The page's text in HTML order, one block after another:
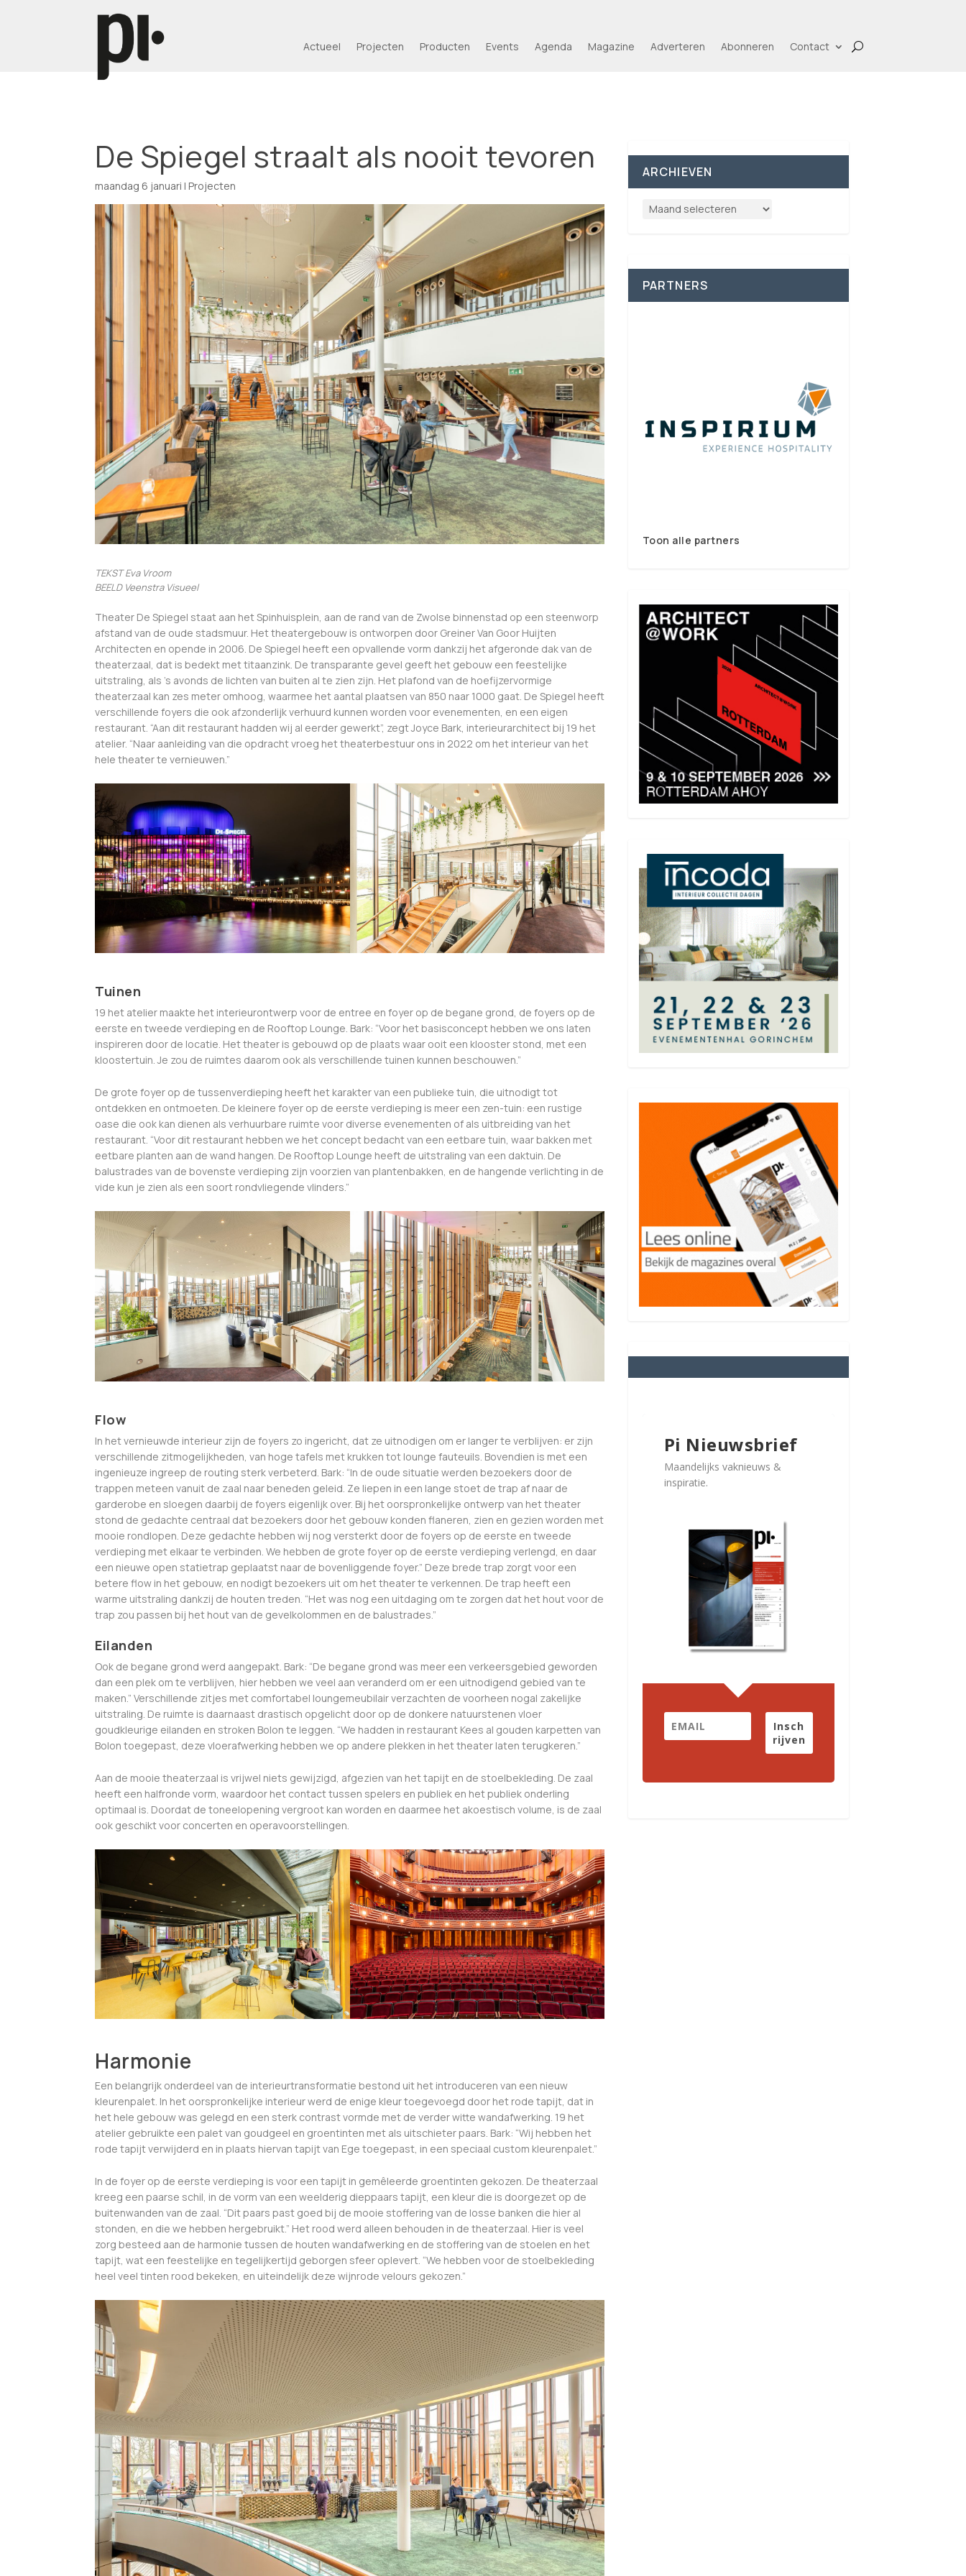
Actueel Projecten Producten Events Agenda Magazine Adverteren Abonneren Contact
De Spiegel straalt als nooit tevoren
maandag 6 januari | Projecten
TEKST Eva Vroom
BEELD Veenstra Visueel
Theater De Spiegel staat aan het Spinhuisplein, aan de rand van de Zwolse binnenstad op een steenworp
afstand van de oude stadsmuur. Het theatergebouw is ontworpen door Greiner Van Goor Huijten
Architecten en opende in 2006. De Spiegel heeft een opvallende vorm dankzij het afgeronde dak van de
theaterzaal, dat is bedekt met titaanzink. De transparante gevel geeft het gebouw een feestelijke
uitstraling, als ’s avonds de lichten van buiten al te zien zijn. Het plafond van de hoefijzervormige
theaterzaal kan zes meter omhoog, waarmee het aantal plaatsen van 850 naar 1000 gaat. De Spiegel heeft
verschillende foyers die ook afzonderlijk verhuurd kunnen worden voor evenementen, en een eigen
restaurant. “Aan dit restaurant hadden wij al eerder gewerkt”, zegt Joyce Bark, interieurarchitect bij 19 het
atelier. “Naar aanleiding van die opdracht vroeg het theaterbestuur ons in 2022 om het interieur van het
hele theater te vernieuwen.”
Tuinen
19 het atelier maakte het interieurontwerp voor de entree en foyer op de begane grond, de foyers op de
eerste en tweede verdieping en de Rooftop Lounge. Bark: “Voor het basisconcept hebben we ons laten
inspireren door de locatie. Het theater is gebouwd op de plaats waar ooit een klooster stond, met een
kloostertuin. Je zou de ruimtes daarom ook als verschillende tuinen kunnen beschouwen.”
De grote foyer op de tussenverdieping heeft het karakter van een publieke tuin, die uitnodigt tot
ontdekken en ontmoeten. De kleinere foyer op de eerste verdieping is meer een zen-tuin: een rustige
oase die ook kan dienen als verhuurbare ruimte voor diverse evenementen of als uitbreiding van het
restaurant. “Voor dit restaurant hebben we het concept bedacht van een eetbare tuin, waar bakken met
eetbare planten aan de wand hangen. De Rooftop Lounge heeft de uitstraling van een daktuin. De
balustrades van de bovenste verdieping zijn voorzien van plantenbakken, en de hangende verlichting in de
vide kun je zien als een soort rondvliegende vlinders.”
Flow
In het vernieuwde interieur zijn de foyers zo ingericht, dat ze uitnodigen om er langer te verblijven: er zijn
verschillende zitmogelijkheden, van hoge tafels met krukken tot lounge fauteuils. Bovendien is met een
ingenieuze ingreep de routing sterk verbeterd. Bark: “In de oude situatie werden bezoekers door de
trappen meteen vanuit de zaal naar beneden geleid. Ze liepen in een lange stoet de trap af naar de
garderobe en sloegen daarbij de foyers eigenlijk over. Bij het oorspronkelijke ontwerp van het theater
stond de gedachte centraal dat bezoekers door het gebouw konden flaneren, zien en gezien worden met
mooie rondlopen. Deze gedachte hebben wij nog versterkt door de foyers op de eerste en tweede
verdieping met elkaar te verbinden. We hebben de grote foyer op de eerste verdieping verlengd, en daar
een nieuwe open statietrap geplaatst naar de bovenliggende foyer.” Deze brede trap zorgt voor een
betere flow in het gebouw, en nodigt bezoekers uit om het theater te verkennen. De trap heeft een
warme uitstraling dankzij de houten treden. “Het was nog een uitdaging om te zorgen dat het hout voor de
trap zou passen bij het hout van de gevelkolommen en de balustrades.”
Eilanden
Ook de begane grond werd aangepakt. Bark: “De begane grond was meer een verkeersgebied geworden
dan een plek om te verblijven, hier hebben we veel aan veranderd om er een uitnodigend gebied van te
maken.” Verschillende zitjes met comfortabel loungemeubilair verzachten de voorheen nogal zakelijke
uitstraling. De ruimte is daarnaast drastisch opgelicht door op de donkere natuurstenen vloer
goudkleurige eilanden en stroken Bolon te leggen. “We hadden in restaurant Kees al gouden karpetten van
Bolon toegepast, deze vloerafwerking hebben we op andere plekken in het theater laten terugkeren.”
Aan de mooie theaterzaal is vrijwel niets gewijzigd, afgezien van het tapijt en de stoelbekleding. De zaal
heeft een halfronde vorm, waardoor het contact tussen spelers en publiek en het publiek onderling
optimaal is. Doordat de toneelopening vergroot kan worden en daarmee het akoestisch volume, is de zaal
ook geschikt voor concerten en operavoorstellingen.
Harmonie
Een belangrijk onderdeel van de interieurtransformatie bestond uit het introduceren van een nieuw
kleurenpalet. In het oorspronkelijke interieur werd de enige kleur toegevoegd door het rode tapijt, dat in
het hele gebouw was gelegd en een sterk contrast vormde met de verder witte wandafwerking. 19 het
atelier gebruikte een palet van goudgeel en groentinten met als uitschieter paars. Bark: “Wij hebben het
rode tapijt verwijderd en in plaats hiervan tapijt van Ege toegepast, in een speciaal custom kleurenpalet.”
In de foyer op de eerste verdieping is voor een tapijt in gemêleerde groentinten gekozen. De theaterzaal
kreeg een paarse schil, in de vorm van een weelderig dieppaars tapijt, een kleur die is doorgezet op de
buitenwanden van de zaal. “Dit paars past goed bij de mooie stoffering van de losse banken die hier al
stonden, en die we hebben hergebruikt.” Het rood werd alleen behouden in de theaterzaal. Hier is veel
zorg besteed aan de harmonie tussen de houten wandafwerking en de stoffering van de stoelen en het
tapijt, wat een feestelijke en tegelijkertijd geborgen sfeer oplevert. “We hebben voor de stoelbekleding
heel veel tinten rood bekeken, en uiteindelijk deze wijnrode velours gekozen.”
ARCHIEVEN
PARTNERS
Toon alle partners
Pi Nieuwsbrief
Maandelijks vaknieuws &
inspiratie.
Insch
rijven